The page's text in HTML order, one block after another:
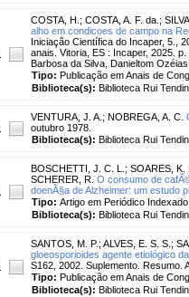
COSTA, H. ; COSTA, A. F. da. ;
alho em condicoes de campo na
Iniciação Científica do Incaper, 5.,
anais. Vitoria, ES : Incaper, 2025.
Barbosa da Silva, Danieltom
Tipo: Publicação em Anais de
Biblioteca(s): Biblioteca Rui
VENTURA, J. A. ; NOBREGA, A. C.
outubro 1978.
Biblioteca(s): Biblioteca Rui
BOSCHETTI, J. C. L. ; SOARES, K.
SCHERER, R. O consumo de
doenÃ§a de Alzheimer: um estudo
Tipo: Artigo em Periódico Indexado
Biblioteca(s): Biblioteca Rui
SANTOS, M. P. ; ALVES, E. S. S. ;
gloeosporioides agente etiológico
S162, 2002. Suplemento. Resumo.
Tipo: Publicação em Anais de
Biblioteca(s): Biblioteca Rui